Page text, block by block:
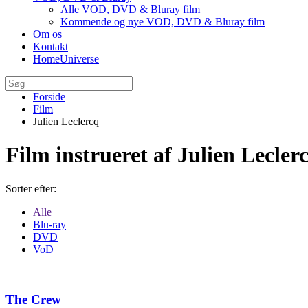
Alle VOD, DVD & Bluray film
Kommende og nye VOD, DVD & Bluray film
Om os
Kontakt
HomeUniverse
Forside
Film
Julien Leclercq
Film instrueret af Julien
Sorter efter:
Alle
Blu-ray
DVD
VoD
The Crew